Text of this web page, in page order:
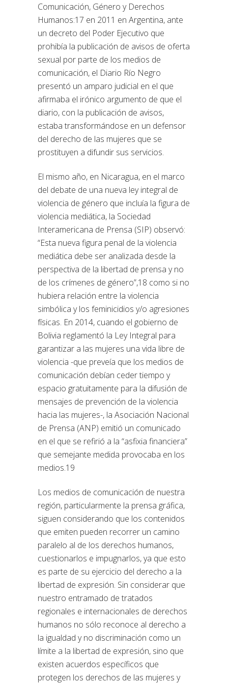
Comunicación, Género y Derechos
Humanos:17 en 2011 en Argentina, ante
un decreto del Poder Ejecutivo que
prohibía la publicación de avisos de oferta
sexual por parte de los medios de
comunicación, el Diario Río Negro
presentó un amparo judicial en el que
afirmaba el irónico argumento de que el
diario, con la publicación de avisos,
estaba transformándose en un defensor
del derecho de las mujeres que se
prostituyen a difundir sus servicios.
El mismo año, en Nicaragua, en el marco
del debate de una nueva ley integral de
violencia de género que incluía la figura de
violencia mediática, la Sociedad
Interamericana de Prensa (SIP) observó:
“Esta nueva figura penal de la violencia
mediática debe ser analizada desde la
perspectiva de la libertad de prensa y no
de los crímenes de género”,18 como si no
hubiera relación entre la violencia
simbólica y los feminicidios y/o agresiones
físicas. En 2014, cuando el gobierno de
Bolivia reglamentó la Ley Integral para
garantizar a las mujeres una vida libre de
violencia -que preveía que los medios de
comunicación debían ceder tiempo y
espacio gratuitamente para la difusión de
mensajes de prevención de la violencia
hacia las mujeres-, la Asociación Nacional
de Prensa (ANP) emitió un comunicado
en el que se refirió a la “asfixia financiera”
que semejante medida provocaba en los
medios.19
Los medios de comunicación de nuestra
región, particularmente la prensa gráfica,
siguen considerando que los contenidos
que emiten pueden recorrer un camino
paralelo al de los derechos humanos,
cuestionarlos e impugnarlos, ya que esto
es parte de su ejercicio del derecho a la
libertad de expresión. Sin considerar que
nuestro entramado de tratados
regionales e internacionales de derechos
humanos no sólo reconoce al derecho a
la igualdad y no discriminación como un
límite a la libertad de expresión, sino que
existen acuerdos específicos que
protegen los derechos de las mujeres y